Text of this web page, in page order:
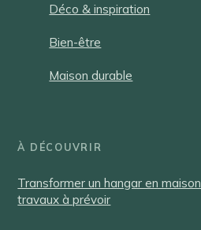
Déco & inspiration
Bien-être
Maison durable
À DÉCOUVRIR
Transformer un hangar en
travaux à prévoir